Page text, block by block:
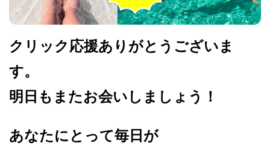
クリック応援ありがとうございま
す。
明日もまたお会いしましょう！
あなたにとって毎日が